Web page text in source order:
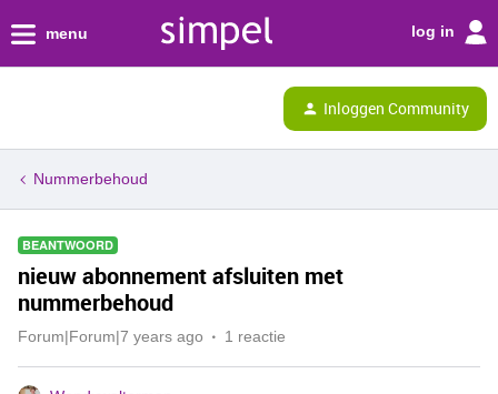
menu log in
Inloggen Community
Nummerbehoud
BEANTWOORD
nieuw abonnement afsluiten met
nummerbehoud
Forum|Forum|7 years ago 1 reactie